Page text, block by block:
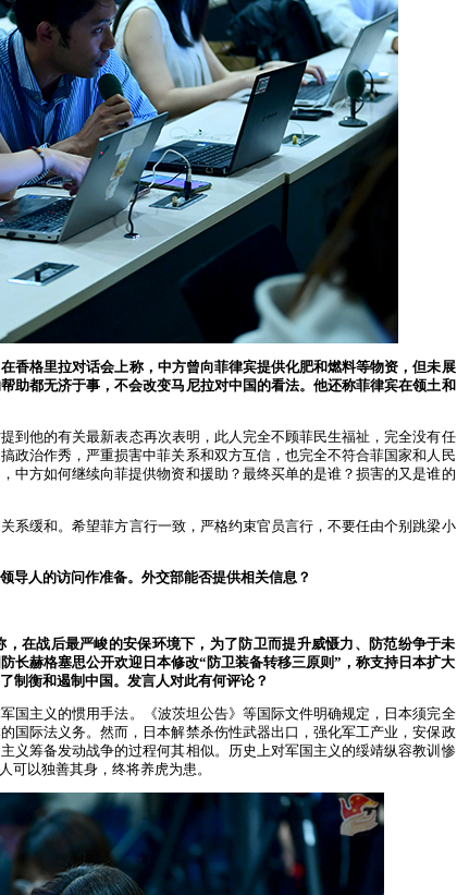
香格里拉对话会上称，中方曾向菲律宾提供化肥和燃料等物资，但未展
助都无济于事，不会改变马尼拉对中国的看法。他还称菲律宾在领土和
到他的有关最新表态再次表明，此人完全不顾菲民生福祉，完全没有任
政治作秀，严重损害中菲关系和双方互信，也完全不符合菲国家和人民
中方如何继续向菲提供物资和援助？最终买单的是谁？损害的又是谁的
系缓和。希望菲方言行一致，严格约束官员言行，不要任由个别跳梁小
导人的访问作准备。外交部能否提供相关信息？
在战后最严峻的安保环境下，为了防卫而提升威慑力、防范纷争于未
长赫格塞思公开欢迎日本修改“防卫装备转移三原则”，称支持日本扩大
制衡和遏制中国。发言人对此有何评论？
国主义的惯用手法。《波茨坦公告》等国际文件明确规定，日本须完全
国际法义务。然而，日本解禁杀伤性武器出口，强化军工产业，安保政
义筹备发动战争的过程何其相似。历史上对军国主义的绥靖纵容教训惨
可以独善其身，终将养虎为患。